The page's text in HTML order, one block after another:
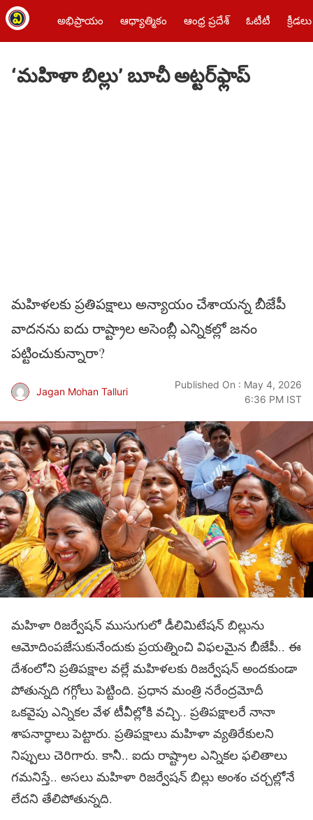
అభిప్రాయం ఆధ్యాత్మికం ఆంధ్ర ప్రదేశ్ ఓటీటీ క్రీడలు
‘మహిళా బిల్లు’ బూచీ అట్టర్‌ఫ్లాప్‌
మహిళలకు ప్రతిపక్షాలు అన్యాయం చేశాయన్న బీజేపీ
వాదనను ఐదు రాష్ట్రాల అసెంబ్లీ ఎన్నికల్లో జనం
పట్టించుకున్నారా?
Jagan Mohan Talluri
Published On : May 4, 2026
6:36 PM IST
మహిళా రిజర్వేషన్‌ ముసుగులో డీలిమిటేషన్‌ బిల్లును
ఆమోదింపజేసుకునేందుకు ప్రయత్నించి విఫలమైన బీజేపీ.. ఈ
దేశంలోని ప్రతిపక్షాల వల్లే మహిళలకు రిజర్వేషన్‌ అందకుండా
పోతున్నది గగ్గోలు పెట్టింది. ప్రధాన మంత్రి నరేంద్రమోదీ
ఒకవైపు ఎన్నికల వేళ టీవీల్లోకి వచ్చి.. ప్రతిపక్షాలరే నానా
శాపనార్ధాలు పెట్టారు. ప్రతిపక్షాలు మహిళా వ్యతిరేకులని
నిప్పులు చెరిగారు. కానీ.. ఐదు రాష్ట్రాల ఎన్నికల ఫలితాలు
గమనిస్తే.. అసలు మహిళా రిజర్వేషన్‌ బిల్లు అంశం చర్చల్లోనే
లేదని తేలిపోతున్నది.